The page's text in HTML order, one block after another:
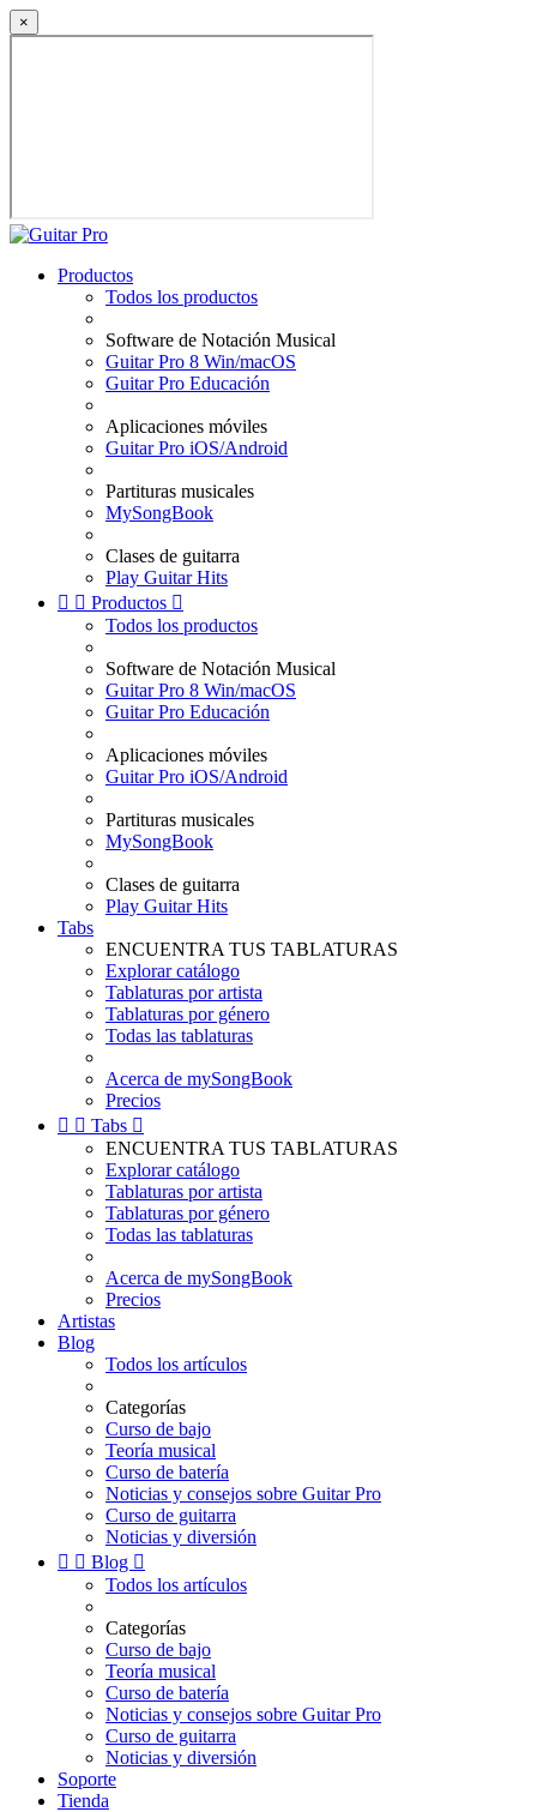
×
Productos
Todos los productos
Software de Notación Musical
Guitar Pro 8 Win/macOS
Guitar Pro Educación
Aplicaciones móviles
Guitar Pro iOS/Android
Partituras musicales
MySongBook
Clases de guitarra
Play Guitar Hits
  Productos 
Todos los productos
Software de Notación Musical
Guitar Pro 8 Win/macOS
Guitar Pro Educación
Aplicaciones móviles
Guitar Pro iOS/Android
Partituras musicales
MySongBook
Clases de guitarra
Play Guitar Hits
Tabs
ENCUENTRA TUS TABLATURAS
Explorar catálogo
Tablaturas por artista
Tablaturas por género
Todas las tablaturas
Acerca de mySongBook
Precios
  Tabs 
ENCUENTRA TUS TABLATURAS
Explorar catálogo
Tablaturas por artista
Tablaturas por género
Todas las tablaturas
Acerca de mySongBook
Precios
Artistas
Blog
Todos los artículos
Categorías
Curso de bajo
Teoría musical
Curso de batería
Noticias y consejos sobre Guitar Pro
Curso de guitarra
Noticias y diversión
  Blog 
Todos los artículos
Categorías
Curso de bajo
Teoría musical
Curso de batería
Noticias y consejos sobre Guitar Pro
Curso de guitarra
Noticias y diversión
Soporte
Tienda